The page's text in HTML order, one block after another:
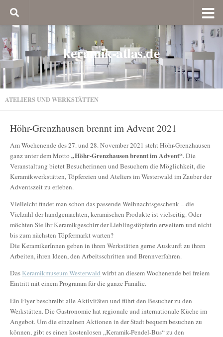
keramik-atlas.de
ATELIERS UND WERKSTÄTTEN
Höhr-Grenzhausen brennt im Advent 2021
Am Wochenende des 27. und 28. November 2021 steht Höhr-Grenzhausen
ganz unter dem Motto „Höhr-Grenzhausen brennt im Advent“. Die
Veranstaltung bietet Besucherinnen und Besuchern die Möglichkeit, die
Keramikwerkstätten, Töpfereien und Ateliers im Westerwald im Zauber der
Adventszeit zu erleben.
Vielleicht findet man schon das passende Weihnachtsgeschenk – die
Vielzahl der handgemachten, keramischen Produkte ist vielseitig. Oder
möchten Sie Ihr Keramikgeschirr der Lieblingstöpferin erweitern und nicht
bis zum nächsten Töpfermarkt warten?
Die KeramikerInnen geben in ihren Werkstätten gerne Auskunft zu ihren
Arbeiten, ihren Ideen, den Arbeitsschritten und Brennverfahren.
Das Keramikmuseum Westerwald wirbt an diesem Wochenende bei freiem
Eintritt mit einem Programm für die ganze Familie.
Ein Flyer beschreibt alle Aktivitäten und führt den Besucher zu den
Werkstätten. Die Gastronomie hat regionale und internationale Küche im
Angebot. Um die einzelnen Aktionen in der Stadt bequem besuchen zu
können, gibt es einen kostenlosen „Keramik-Pendel-Bus“ zu den